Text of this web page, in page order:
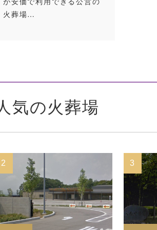
火葬場…
気の火葬場
2 3